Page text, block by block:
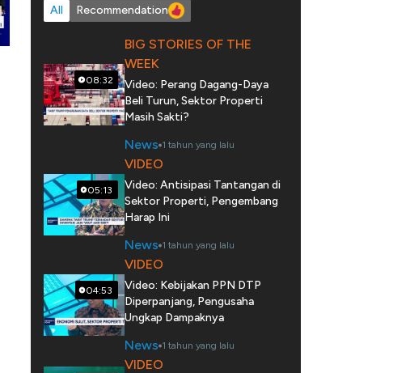
All Recommendation
08:32
BIG STORIES OF THE
WEEK
Video: Perang Dagang-Daya
Beli Turun, Sektor Properti
Masih Sakti?
News 1 tahun yang lalu
05:13
VIDEO
Video: Antisipasi Tantangan di
Sektor Properti, Pengembang
Harap Ini
News 1 tahun yang lalu
04:53
VIDEO
Video: Kebijakan PPN DTP
Diperpanjang, Pengusaha
Ungkap Dampaknya
News 1 tahun yang lalu
VIDEO